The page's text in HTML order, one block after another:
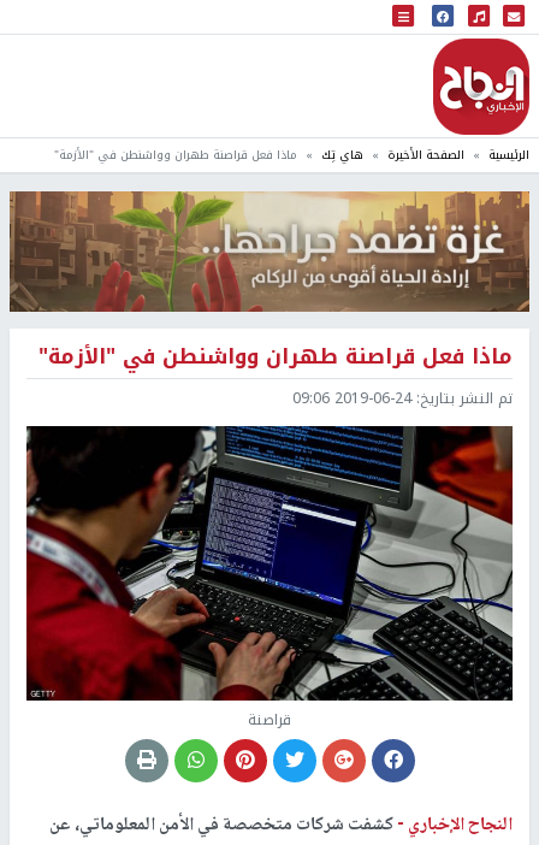
البث المباشر
إذاعة النجاح
الرئيسية الصفحة الأخيرة هاي تِك ماذا فعل قراصنة طهران وواشنطن في "الأزمة"
ماذا فعل قراصنة طهران وواشنطن في "الأزمة"
تم النشر بتاريخ:2019-06-24 09:06
قراصنة
النجاح الإخباري -كشفت شركات متخصصة في الأمن المعلوماتي، عن